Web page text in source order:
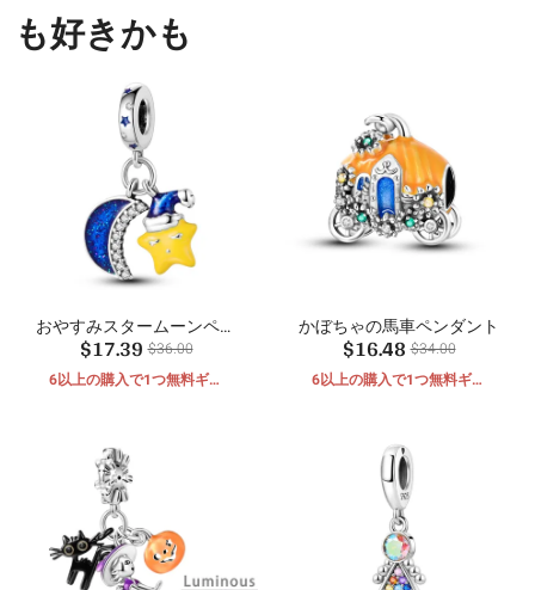
も好きかも
おやすみスタームーンペン
ダント
$17.39 $36.00
6以上の購入で1つ無料ギフ
かぼちゃの馬車ペンダント
$16.48 $34.00
6以上の購入で1つ無料ギフ